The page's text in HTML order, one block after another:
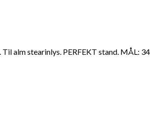
alm stearinlys. PERFEKT stand. MÅL: 34